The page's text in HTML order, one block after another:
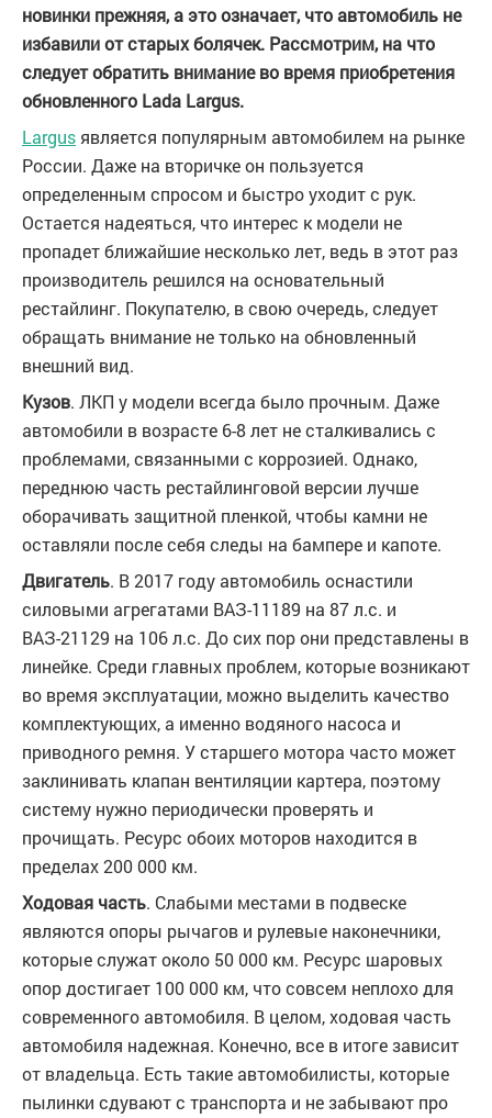
новинки прежняя, а это означает, что автомобиль не
избавили от старых болячек. Рассмотрим, на что
следует обратить внимание во время приобретения
обновленного Lada Largus.
Largusявляется популярным автомобилем на рынке
России. Даже на вторичке он пользуется
определенным спросом и быстро уходит с рук.
Остается надеяться, что интерес к модели не
пропадет ближайшие несколько лет, ведь в этот раз
производитель решился на основательный
рестайлинг. Покупателю, в свою очередь, следует
обращать внимание не только на обновленный
внешний вид.
Кузов. ЛКП у модели всегда было прочным. Даже
автомобили в возрасте 6-8 лет не сталкивались с
проблемами, связанными с коррозией. Однако,
переднюю часть рестайлинговой версии лучше
оборачивать защитной пленкой, чтобы камни не
оставляли после себя следы на бампере и капоте.
Двигатель. В 2017 году автомобиль оснастили
силовыми агрегатами ВАЗ-11189 на 87 л.с. и
ВАЗ-21129 на 106 л.с. До сих пор они представлены в
линейке. Среди главных проблем, которые возникают
во время эксплуатации, можно выделить качество
комплектующих, а именно водяного насоса и
приводного ремня. У старшего мотора часто может
заклинивать клапан вентиляции картера, поэтому
систему нужно периодически проверять и
прочищать. Ресурс обоих моторов находится в
пределах 200 000 км.
Ходовая часть. Слабыми местами в подвеске
являются опоры рычагов и рулевые наконечники,
которые служат около 50 000 км. Ресурс шаровых
опор достигает 100 000 км, что совсем неплохо для
современного автомобиля. В целом, ходовая часть
автомобиля надежная. Конечно, все в итоге зависит
от владельца. Есть такие автомобилисты, которые
пылинки сдувают с транспорта и не забывают про